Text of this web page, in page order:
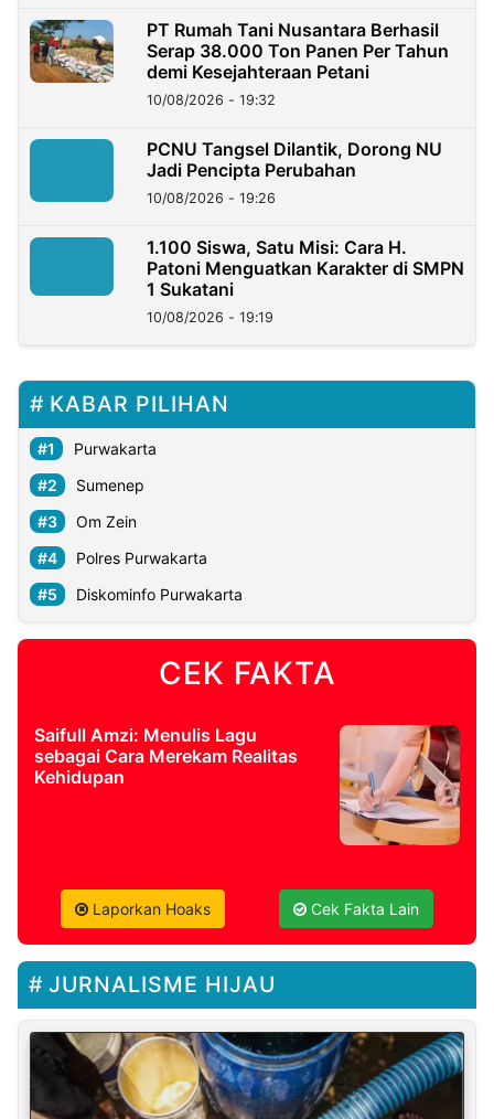
PT Rumah Tani Nusantara Berhasil
Serap 38.000 Ton Panen Per Tahun
demi Kesejahteraan Petani
10/08/2026 - 19:32
PCNU Tangsel Dilantik, Dorong NU
Jadi Pencipta Perubahan
10/08/2026 - 19:26
1.100 Siswa, Satu Misi: Cara H.
Patoni Menguatkan Karakter di SMPN
1 Sukatani
10/08/2026 - 19:19
KABAR PILIHAN
Purwakarta
Sumenep
Om Zein
Polres Purwakarta
Diskominfo Purwakarta
CEK FAKTA
Saifull Amzi: Menulis Lagu
sebagai Cara Merekam Realitas
Kehidupan
Laporkan Hoaks Cek Fakta Lain
JURNALISME HIJAU